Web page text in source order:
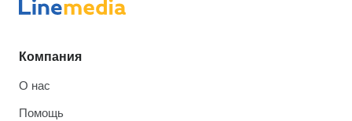
Компания
О нас
Помощь